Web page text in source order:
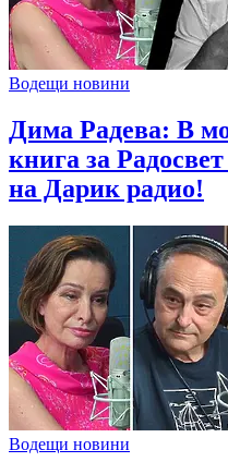
Водещи новини
Дима Радева: В
книга за
на Дарик радио!
Водещи новини